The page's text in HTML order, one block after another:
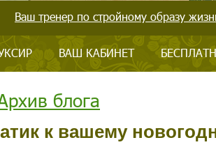
Ваш тренер по стройному образу
ВАШ КАБИНЕТ
блога
к вашему